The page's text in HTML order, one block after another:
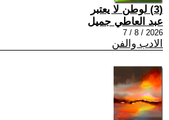
(3) لوطن لا يعتبر
عبد العاطي جميل
2026 / 8 / 7
الادب والفن